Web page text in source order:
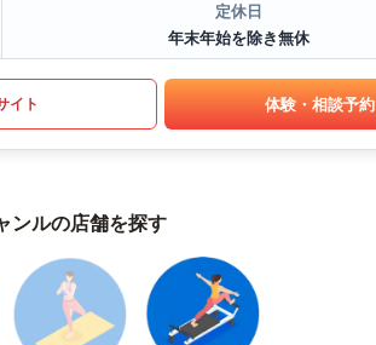
定休日
年末年始を除き無休
イト 体験・相談予約
ンルの店舗を探す